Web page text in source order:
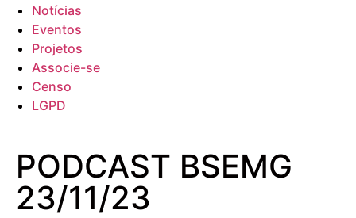
Notícias
Eventos
Projetos
Associe-se
Censo
LGPD
PODCAST BSEMG
23/11/23